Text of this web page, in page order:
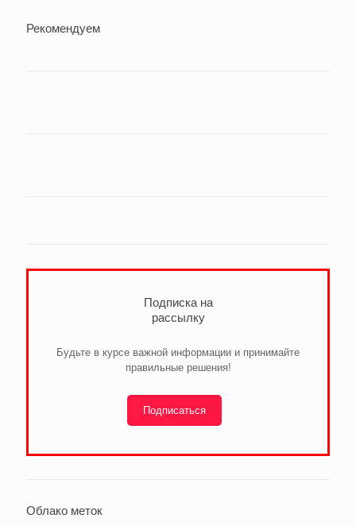
Рекомендуем
Подписка на
рассылку
Будьте в курсе важной информации и принимайте
правильные решения!
Подписаться
Облако меток